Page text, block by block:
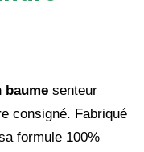
baume senteur
consigné. Fabriqué
a formule 100%